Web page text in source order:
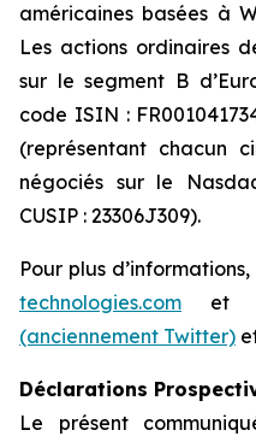
américaines basées à
Les actions ordinaires
sur le segment B
code ISIN :
(représentant chacun
négociés sur le
CUSIP : 23306J309).
Pour plus
technologies.com et
(anciennement Twitter)
Déclarations
Le présent